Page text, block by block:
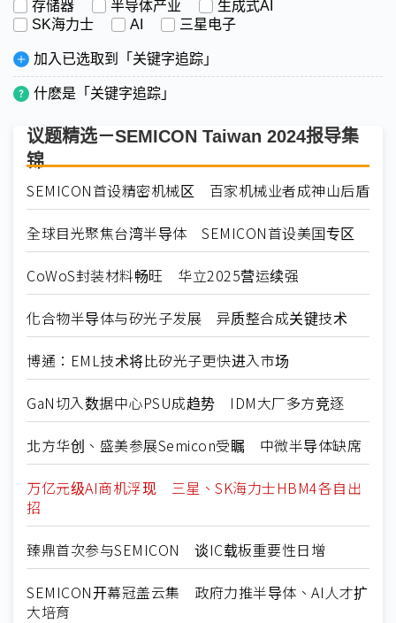
存储器 半导体产业
生成式AI
SK海力士
AI 三星电子
加入已选取到「关键字追踪」
什麽是「关键字追踪」
议题精选－SEMICON Taiwan 2024报导集
锦
SEMICON首设精密机械区 百家机械业者成神山后盾
全球目光聚焦台湾半导体 SEMICON首设美国专区
CoWoS封装材料畅旺 华立2025营运续强
化合物半导体与矽光子发展 异质整合成关键技术
博通：EML技术将比矽光子更快进入市场
GaN切入数据中心PSU成趋势 IDM大厂多方竞逐
北方华创、盛美参展Semicon受瞩 中微半导体缺席
万亿元级AI商机浮现 三星、SK海力士HBM4各自出
招
臻鼎首次参与SEMICON 谈IC载板重要性日增
SEMICON开幕冠盖云集 政府力推半导体、AI人才扩
大培育